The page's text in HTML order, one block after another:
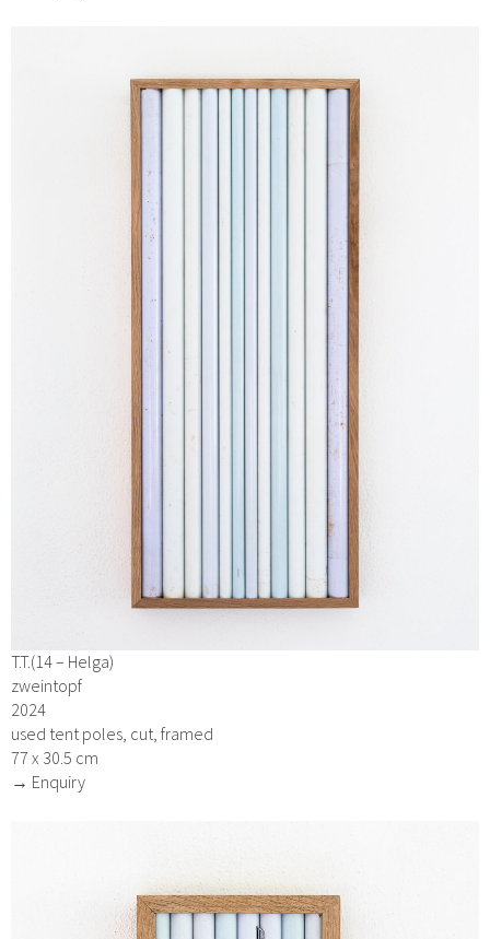
T.T.(14 – Helga)
zweintopf
2024
used tent poles, cut, framed
77 x 30.5 cm
→ Enquiry